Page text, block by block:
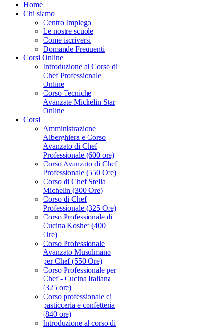
Home
Chi siamo
Centro Impiego
Le nostre scuole
Come iscriversi
Domande Frequenti
Corsi Online
Introduzione al Corso di
Chef Professionale
Online
Corso Tecniche
Avanzate Michelin Star
Online
Corsi
Amministrazione
Alberghiera e Corso
Avanzato di Chef
Professionale (600 ore)
Corso Avanzato di Chef
Professionale (550 Ore)
Corso di Chef Stella
Michelin (300 Ore)
Corso di Chef
Professionale (325 Ore)
Corso Professionale di
Cucina Kosher (400
Ore)
Corso Professionale
Avanzato Musulmano
per Chef (550 Ore)
Corso Professionale per
Chef - Cucina Italiana
(325 ore)
Corso professionale di
pasticceria e confetteria
(840 ore)
Introduzione al corso di